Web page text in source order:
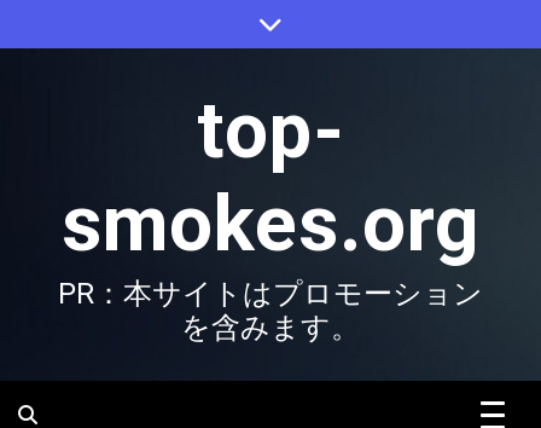
to
top-
smokes.org
PR：本サイトはプロモーション
を含みます。